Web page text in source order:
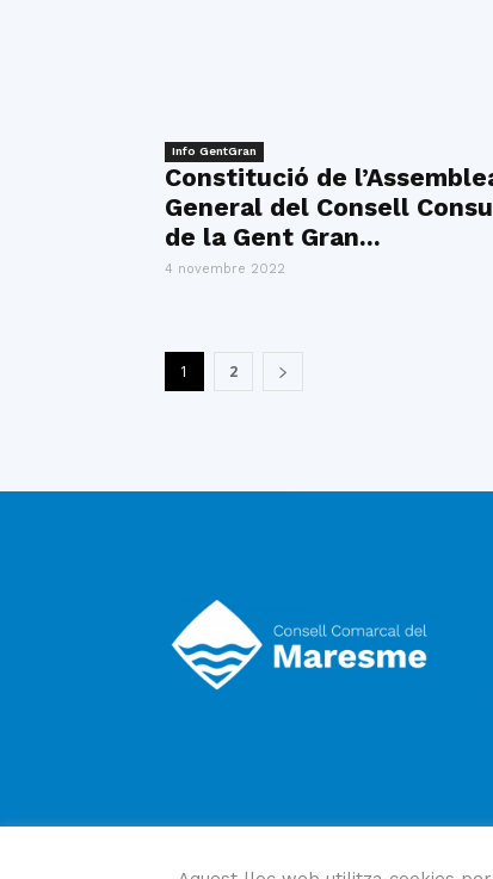
Info GentGran
Constitució de
General del Consell
de la Gent Gran...
4 novembre 2022
1 2